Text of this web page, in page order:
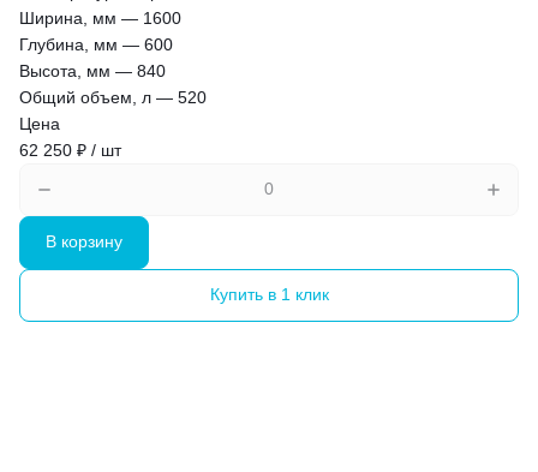
Ширина, мм — 1600
Глубина, мм — 600
Высота, мм — 840
Общий объем, л — 520
Цена
62 250 ₽ / шт
В корзину
Купить в 1 клик